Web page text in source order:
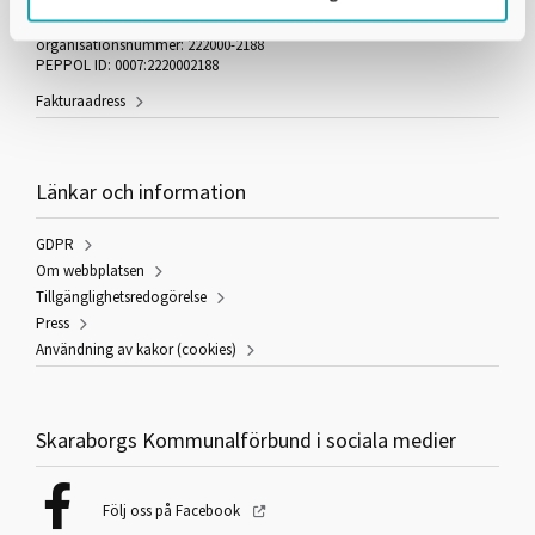
Besöksadress: Stationsgatan 3, 541 30 Skövde
e-post: info@skaraborg.se
organisationsnummer: 222000-2188
PEPPOL ID: 0007:2220002188
Fakturaadress
Länkar och information
GDPR
Om webbplatsen
Tillgänglighetsredogörelse
Press
Användning av kakor (cookies)
Skaraborgs Kommunalförbund i sociala medier
Följ oss på Facebook